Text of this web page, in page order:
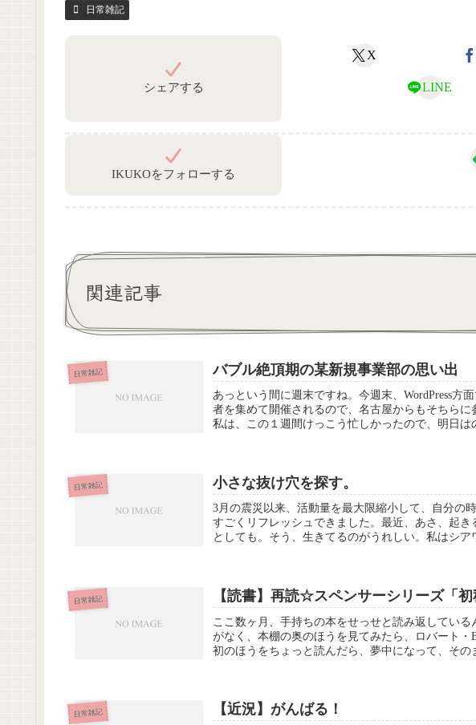
日常雑記
シェアする
X
LINE
IKUKOをフォローする
関連記事
日常雑記 バブル絶頂期の某新規事業部の思い出
あっという間に週末ですね。今週末、WordPress方
者を集めて開催されるので、名古屋からもそちら
私は、この１週間けっこう忙しかったので、明日は
日常雑記 小さな抜け穴を探す。
3月の震災以来、活動量を最大限縮小して、自分の
すごくリフレッシュできました。最近、あさ、起
としても。そう、生きてるのがうれしい。私はシ
日常雑記 【読書】再読☆スペンサーシリーズ「
ここ数ヶ月、手持ちの本をせっせと読み返してい
がなく、本棚の奥のほうを見てみたら、ロバート
初のほうをちょっと読んだら、夢中になって、その
日常雑記 【近況】がんばる！